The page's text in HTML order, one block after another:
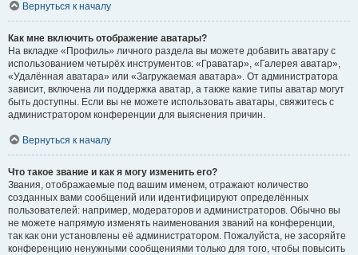
Вернуться к началу
Как мне включить отображение аватары?
На вкладке «Профиль» личного раздела вы можете добавить аватару с
использованием четырёх инструментов: «Граватар», «Галерея аватар»,
«Удалённая аватара» или «Загружаемая аватара». От администратора
зависит, включена ли поддержка аватар, а также какие типы аватар могут
быть доступны. Если вы не можете использовать аватары, свяжитесь с
администратором конференции для выяснения причин.
Вернуться к началу
Что такое звание и как я могу изменить его?
Звания, отображаемые под вашим именем, отражают количество
созданных вами сообщений или идентифицируют определённых
пользователей: например, модераторов и администраторов. Обычно вы
не можете напрямую изменять наименования званий на конференции,
так как они установлены её администратором. Пожалуйста, не засоряйте
конференцию ненужными сообщениями только для того, чтобы повысить